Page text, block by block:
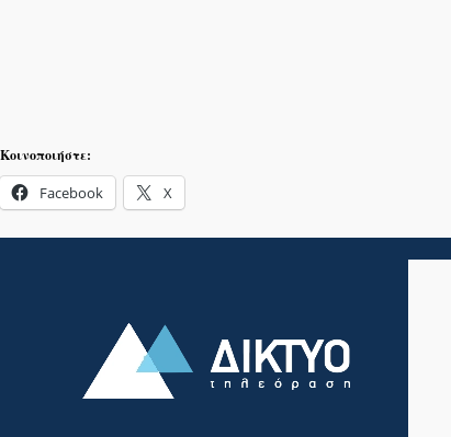
Κοινοποιήστε:
Facebook X